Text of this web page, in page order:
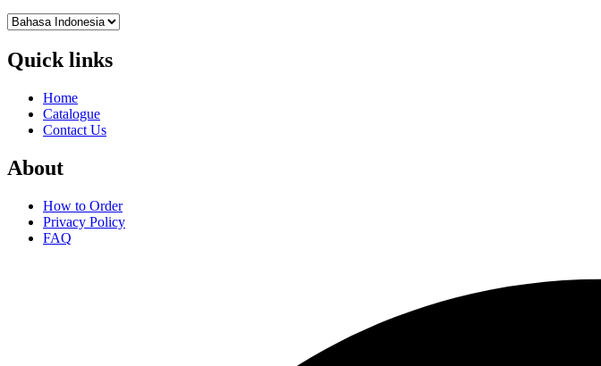
Quick links
Home
Catalogue
Contact Us
About
How to Order
Privacy Policy
FAQ